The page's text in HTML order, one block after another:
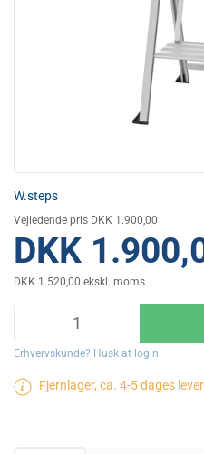
W.steps
Vejledende pris DKK 1.900,00
DKK
DKK 1.520,00 ekskl. moms
Erhvervskunde? Husk at login!
Fjernlager, ca. 4-5 dages